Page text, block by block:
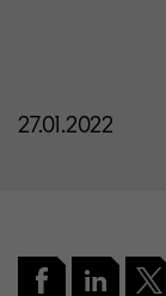
27.01.2022